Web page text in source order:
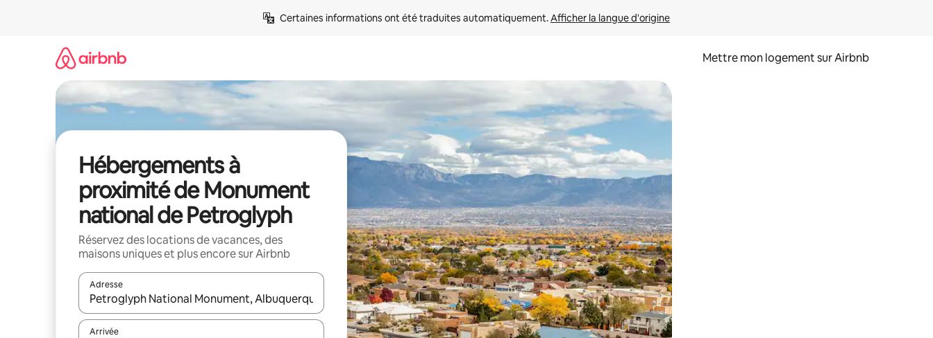
Certaines informations ont été traduites automatiquement. Afficher la langue d'origine
Mettre mon logement sur Airbnb
Hébergements à
proximité de Monument
national de Petroglyph
Réservez des locations de vacances, des
maisons uniques et plus encore sur Airbnb
Adresse
Lorsque les résultats s'affichent, utilisez les flèches vers le haut et vers le bas pour les parcourir ou en appuyant et en faisant glisser.
Arrivée